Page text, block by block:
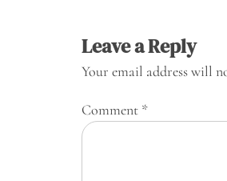
Leave a Reply
Your email address will
Comment *